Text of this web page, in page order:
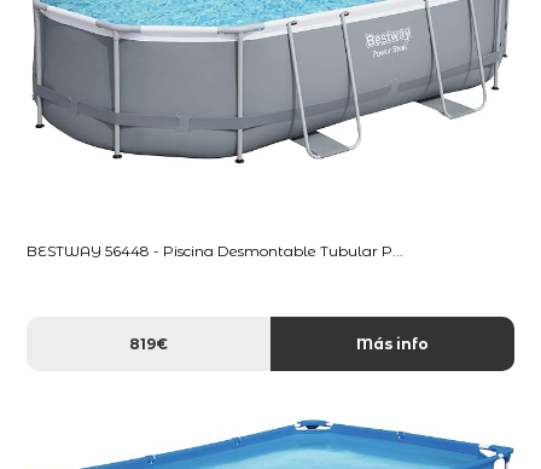
BESTWAY 56448 - Piscina Desmontable Tubular P...
819€ Más info